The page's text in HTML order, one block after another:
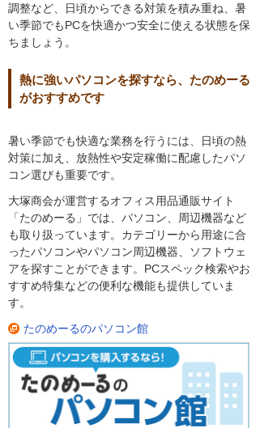
調整など、日頃からできる対策を積み重ね、暑
い季節でもPCを快適かつ安全に使える状態を保
ちましょう。
熱に強いパソコンを探すなら、たのめーる
がおすすめです
暑い季節でも快適な業務を行うには、日頃の熱
対策に加え、放熱性や安定稼働に配慮したパソ
コン選びも重要です。
大塚商会が運営するオフィス用品通販サイト
「たのめーる」では、パソコン、周辺機器など
も取り扱っています。カテゴリーから用途に合
ったパソコンやパソコン周辺機器、ソフトウェ
アを探すことができます。PCスペック検索やお
すすめ特集などの便利な機能も提供していま
す。
たのめーるのパソコン館